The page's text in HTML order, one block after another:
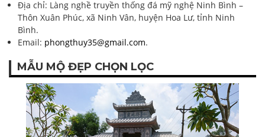
Địa chỉ: Làng nghề truyền thống đá mỹ nghệ Ninh Bình –
Thôn Xuân Phúc, xã Ninh Vân, huyện Hoa Lư, tỉnh Ninh
Bình.
Email: phongthuy35@gmail.com.
MẪU MỘ ĐẸP CHỌN LỌC